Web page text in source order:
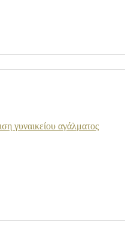
γυναικείου αγάλματος